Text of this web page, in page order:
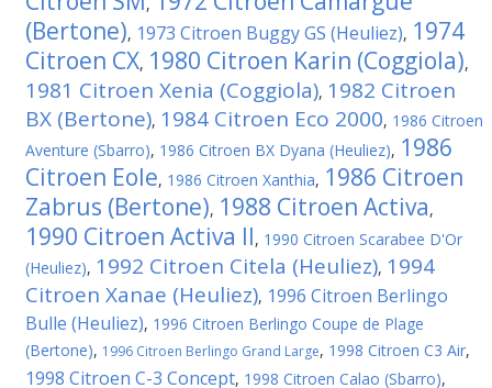
(Bertone), 1973 Citroen Buggy GS (Heuliez), 1974
Citroen CX, 1980 Citroen Karin (Coggiola),
1981 Citroen Xenia (Coggiola), 1982 Citroen
BX (Bertone), 1984 Citroen Eco 2000, 1986 Citroen
Aventure (Sbarro), 1986 Citroen BX Dyana (Heuliez), 1986
Citroen Eole, 1986 Citroen Xanthia, 1986 Citroen
Zabrus (Bertone), 1988 Citroen Activa,
1990 Citroen Activa II, 1990 Citroen Scarabee D'Or
(Heuliez), 1992 Citroen Citela (Heuliez), 1994
Citroen Xanae (Heuliez), 1996 Citroen Berlingo
Bulle (Heuliez), 1996 Citroen Berlingo Coupe de Plage
(Bertone), 1996 Citroen Berlingo Grand Large, 1998 Citroen C3 Air,
1998 Citroen C-3 Concept, 1998 Citroen Calao (Sbarro),